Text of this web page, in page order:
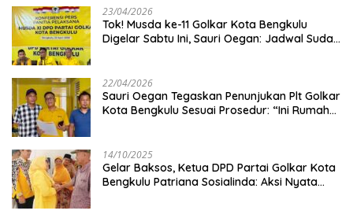
23/04/2026
‎Tok! Musda ke-11 Golkar Kota Bengkulu
Digelar Sabtu Ini, Sauri Oegan: Jadwal Sudah
22/04/2026
Sauri Oegan Tegaskan Penunjukan Plt Golkar
Kota Bengkulu Sesuai Prosedur: “Ini Rumah
14/10/2025
‎Gelar Baksos, Ketua DPD Partai Golkar Kota
Bengkulu Patriana Sosialinda: Aksi Nyata